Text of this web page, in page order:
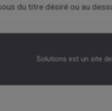
du titre désiré ou au
Solutions est un site de